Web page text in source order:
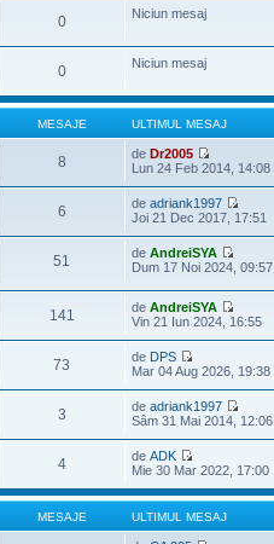
0 Niciun mesaj
0 Niciun mesaj
MESAJE ULTIMUL MESAJ
8 deDr2005
Lun 24 Feb 2014, 14:08
6 deadriank1997
Joi 21 Dec 2017, 17:51
51 deAndreiSYA
Dum 17 Noi 2024, 09:57
141 deAndreiSYA
Vin 21 Iun 2024, 16:55
73 de DPS
Mar 04 Aug 2026, 19:38
3 deadriank1997
Sâm 31 Mai 2014, 12:06
4 deADK
Mie 30 Mar 2022, 17:00
MESAJE ULTIMUL MESAJ